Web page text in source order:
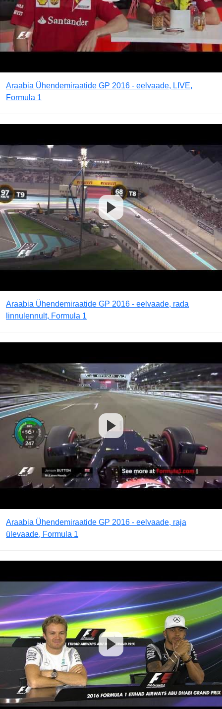
Araabia Ühendemiraatide GP 2016 - eelvaade, LIVE,
Formula 1
Araabia Ühendemiraatide GP 2016 - eelvaade, rada
linnulennult, Formula 1
Araabia Ühendemiraatide GP 2016 - eelvaade, raja
ülevaade, Formula 1